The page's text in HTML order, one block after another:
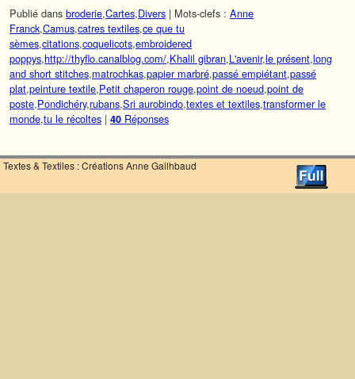
Publié dans broderie,Cartes,Divers | Mots-clefs : Anne
Franck,Camus,catres textiles,ce que tu
sèmes,citations,coquelicots,embroidered
poppys,http://thyflo.canalblog.com/,Khalil gibran,L'avenir,le présent,long
and short stitches,matrochkas,papier marbré,passé empiétant,passé
plat,peinture textile,Petit chaperon rouge,point de noeud,point de
poste,Pondichéry,rubans,Sri aurobindo,textes et textiles,transformer le
monde,tu le récoltes | 40 Réponses
Textes & Textiles : Créations Anne Gailhbaud